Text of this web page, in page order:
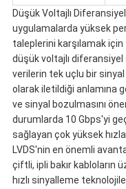
Düşük Voltajlı
uygulamalarda yüksek
taleplerini karşılamak
düşük voltajlı
verilerin tek uçlu bir
olarak iletildiği anlamına
ve sinyal bozulmasını
durumlarda 10 Gbps'yi
sağlayan çok yüksek
LVDS'nin en önemli
çiftli, ipli bakır kabloların
hızlı sinyalleme